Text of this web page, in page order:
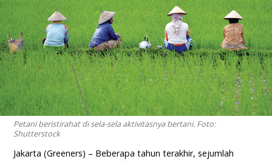
Petani beristirahat di sela-sela aktivitasnya bertani. Foto:
Shutterstock
Jakarta (Greeners) – Beberapa tahun terakhir, sejumlah